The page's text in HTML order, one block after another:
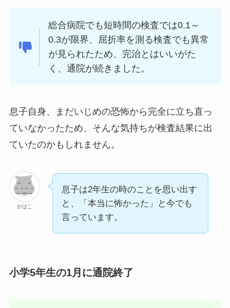
総合病院でも短時間の検査では0.1～
0.3が限界、屈折率を測る検査でも異常
が見られたため、完治とはいいがた
く、通院が続きました。
息子自身、まだいじめの恐怖から完全に立ち直っ
ていなかったため、そんな気持ちが検査結果に出
ていたのかもしれません。
かばこ
息子は2年生の時のことを思い出す
と、「本当に怖かった」と今でも
言っています。
小学5年生の1月に通院終了